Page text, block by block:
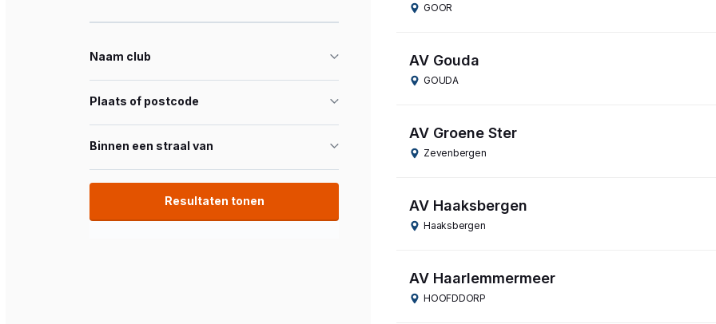
Naam club
Plaats of postcode
Binnen een straal van
GOOR
AV Gouda
GOUDA
AV Groene Ster
Zevenbergen
AV Haaksbergen
Haaksbergen
AV Haarlemmermeer
HOOFDDORP